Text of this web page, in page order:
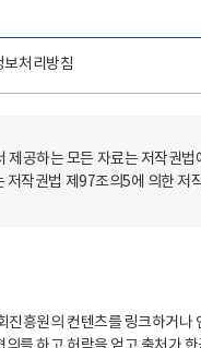
보처리방침
제공하는 모든 자료는 저작권
저작권법 제97조의5에 의한 저
진흥원의 컨텐츠를 링크하거